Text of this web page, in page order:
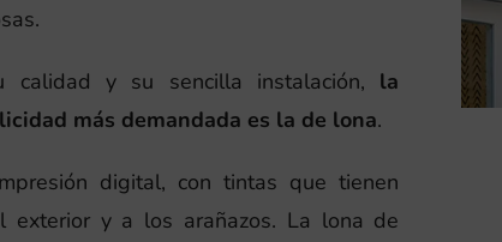
calidad y su sencilla instalación, la
más demandada es la de lona.
digital, con tintas que tienen
exterior y a los arañazos. La lona de